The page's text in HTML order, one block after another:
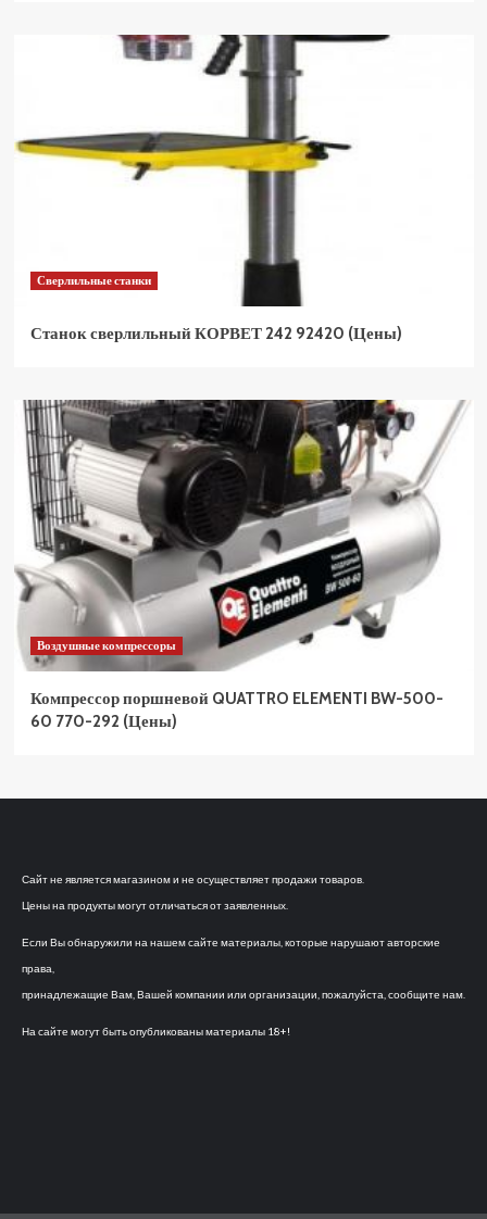
Сверлильные станки
Станок сверлильный КОРВЕТ 242 92420 (Цены)
Воздушные компрессоры
Компрессор поршневой QUATTRO ELEMENTI BW-500-
60 770-292 (Цены)
Сайт не является магазином и не осуществляет продажи товаров.
Цены на продукты могут отличаться от заявленных.
Если Вы обнаружили на нашем сайте материалы, которые нарушают авторские
права,
принадлежащие Вам, Вашей компании или организации, пожалуйста, сообщите нам.
На сайте могут быть опубликованы материалы 18+!